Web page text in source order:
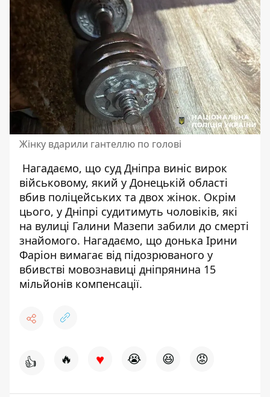
Жінку вдарили гантеллю по голові
Нагадаємо, що суд Дніпра виніс вирок
військовому, який у Донецькій області
вбив поліцейських та двох жінок. Окрім
цього, у Дніпрі судитимуть чоловіків, які
на вулиці Галини Мазепи забили до смерті
знайомого. Нагадаємо, що донька Ірини
Фаріон вимагає від підозрюваного у
вбивстві мовознавиці дніпрянина 15
мільйонів компенсації.
👍 🔥 ♥ 😭 😆 😡